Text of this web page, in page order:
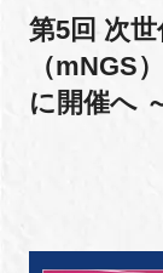
施設ご予約
お問い合わせ
第5回 次
（mNGS
に開催へ